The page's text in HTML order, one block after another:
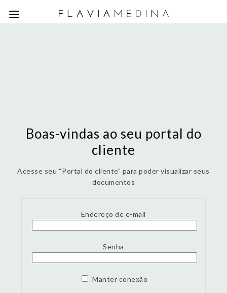
Boas-vindas ao seu portal do
cliente
Acesse seu “Portal do cliente” para poder visualizar seus
documentos
Endereço de e-mail
Senha
Manter conexão